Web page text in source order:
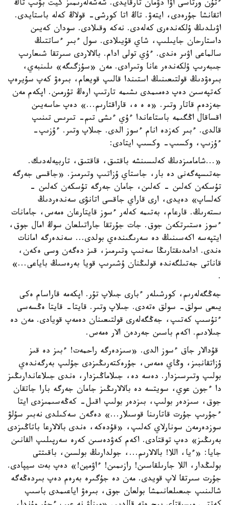
ءتۇن ورتاسى اۋا دۋمان تارقايدى. شەشەلەرىمىز كيت بۋىپ تاڭ
اتقانشا جۇرەدى، ايتەۋ. تاڭ اتا كورشى- قولاڭ كەلە باستايدى.
اۋىلدىڭ ۇلكەندەرى كەلەدى. نەكە وقىلادى. سودان كەيىن
داستارحان جايىلىپ، شاي قۇيىلادى. سول ءبىر ءساتتىڭ
سالماعى اۋىر ەندى. ءۇي تولى ادام. بالالاردى سىرتقا شىعارىپ
جىبەرىپ ۇلكەندەر عانا وتىرادى. مەن «سۇزگىگە» ىلىنبەي،
بىرەۋدىڭ قولتىعىنىڭ استىندا قالىپ قويعام، بىرەۋ كەپ سۇيرەپ
كەتپەسىن دەپ دەمىمدى ىشىمە تارتىپ ارەڭ تۇرمىن. اپكەم مەن
جەزدەم قاتار وتىر. «ە ە ە، قاراقتارىم...» دەپ حاسەيىن
اقساقال اڭگىمە باستاعاندا ءۇي ءىشى تىم- تىرىس تىنىپ
قالدى. ءبىر كەزدە انام ءسوز الدى. جىلاپ وتىر. ءۇزىپ-
ءۇزىپ، وكسىپ- وكسىپ ايتادى:
«...شامامىزدىڭ كەلىسىنشە باقتىق، قاقتىق، تاربيەلەدىك.
جەتىسپەگەنى دە بار، جاستاي ۇزاتىپ وتىرمىز. «جاقسى جەرگە
تۇسكەن كەلىن - كەلىن، جامان جەرگە تۇسكەن كەلىن -
كەلساپ» دەيدى، ارى قاراي جاقسى اتانۋى سەندەردىڭ
ىستەرىڭ. قارعام، بەتىمە كەلەر ءسوز قايتارعان ەمەس، جامانات
ءسوز ەستىرتكەن جوق. جات جۇرتقا جاراتىلعان سوڭ امال جوق،
ايتپەسە اكەسىنىڭ دە سەرىگىندەي بولدى... سەندەرگە امانات
ەندى. ادامدىقتارىڭا سەنىپ وتىرمىز، قىز دەگەن وسى ەكەن،
قاناتى جەتىلگەندە قولىڭنان ۇشىرىپ قويا بەرەسىڭ باياعى...»
.
جەڭگەلەرىم، كورشىلەر ءبارى جىلاپ تۇر. اپكەمە قاراسام ەكى
يىعى سولق- سولق ەتەدى. جىلاپ وتىر. قايتا- قايتا ەڭسەسى
ءتۇسىپ كەتىپ، جەڭگەلەرى قولتىعىنان دەمەپ قويادى. مەن دە
جىلادىم. اكەم باسىن جەردەن الار ەمەس.
قۇدالار جاق ءسوز الدى. «سىزدەرگە راحمەت! ءبىز دە قىز
ۇزاتقانبىز، وڭاي ەمەس، جۇرەكتەرىڭىزدى جۇلىپ بەرگەندەي
بولىپ وتىرسىزدار. دەسە دە، جىلاماڭىزدار، ەندى جىلاعاندارىڭىز
دا ءجون عوي، سويتسە دە بالالارىڭىز جامان جەرگە بارا جاتقان
جوق، سىزدەر بولىپ، بىزدەر بولىپ اقىل- كەڭەسىمىزدى ايتا
ءجۇرىپ جۇرت قاتارىنا قوسىلار...» دەگەن سەكىلدى نەبىر سۇلۋ
سوزدەرمەن سونارلاي كەلىپ، «قۇدەكە، ەندى بالالارعا باتاڭىزدى
بەرىڭىز» دەپ توقتادى. اكەم كەۋدەسىن كەرە سەرپىلىپ القانىن
جايا: «ءيا، اللا! بالالارىم...، جولدارىڭ بولسىن، باقىتتى
بولىڭدار، اللا جارىلقاسىن! رازىمىن! ءاۋمين!» دەپ بەت سيپادى.
جۇرت سىرتقا لاپ قويدى. مەن دە جۇگىرە بەرەم دەپ بىردەڭەگە
شالىنىپ جىعىلعانىمشا بولعان جوق، بىرەۋ اياعىمدى باسىپ